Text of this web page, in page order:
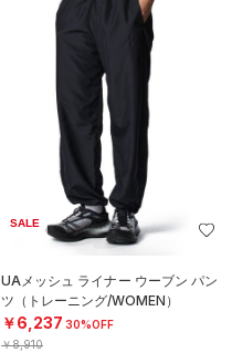
SALE
UAメッシュ ライナー ウーブン パン
ツ（トレーニング/WOMEN）
￥6,237 30%OFF
￥8,910